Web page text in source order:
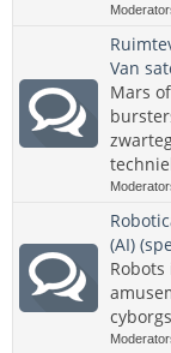
Van
Mars
(AI)